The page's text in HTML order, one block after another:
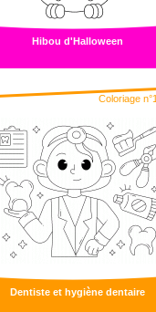
Hibou d'Halloween
Coloriage
Dentiste et hygiène dentaire